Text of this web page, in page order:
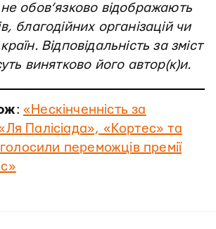
обов’язково відображають
благодійних організацій чи
Відповідальність за зміст
винятково його автор(к)и.
:«Нескінченність за
Палісіада», «Кортес» та
переможців премії